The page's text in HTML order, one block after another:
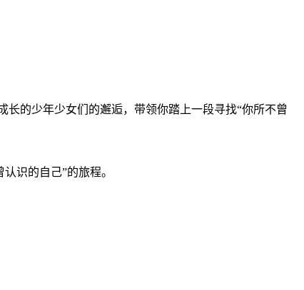
的少年少女们的邂逅，带领你踏上一段寻找“你所不曾
识的自己”的旅程。